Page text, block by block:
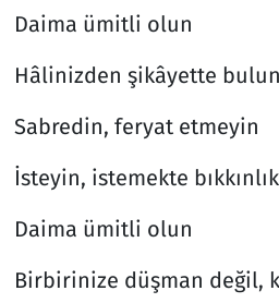
Daima ümitli olun
Hâlinizden şikâyette
Sabredin, feryat etmeyin
İsteyin, istemekte
Daima ümitli olun
Birbirinize düşman değil,